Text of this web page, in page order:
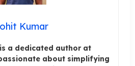
Kumar
a dedicated author at
about simplifying